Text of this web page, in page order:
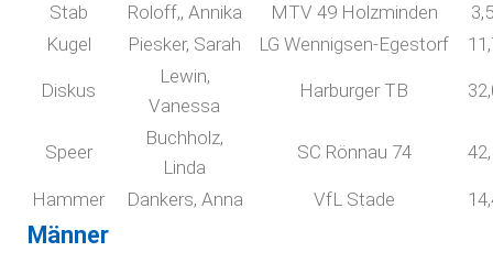
Stab
Roloff,, Annika MTV 49 Holzminden
Kugel
Piesker, Sarah LG Wennigsen-Egestorf
Diskus
Lewin,
Vanessa
Harburger TB
Speer
Buchholz,
Linda
SC Rönnau 74
Hammer Dankers, Anna VfL Stade
Männer